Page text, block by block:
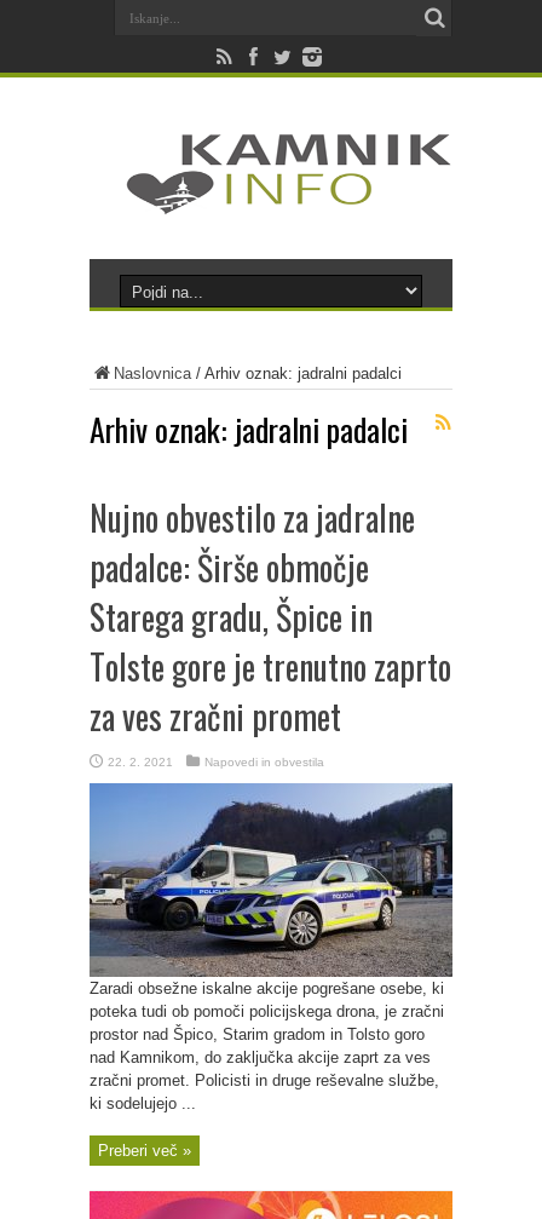
Naslovnica/ Arhiv oznak: jadralni padalci
Arhiv oznak: jadralni padalci
Nujno obvestilo za jadralne
padalce: Širše območje
Starega gradu, Špice in
Tolste gore je trenutno zaprto
za ves zračni promet
22. 2. 2021 Napovedi in obvestila
Zaradi obsežne iskalne akcije pogrešane osebe, ki
poteka tudi ob pomoči policijskega drona, je zračni
prostor nad Špico, Starim gradom in Tolsto goro
nad Kamnikom, do zaključka akcije zaprt za ves
zračni promet. Policisti in druge reševalne službe,
ki sodelujejo ...
Preberi več »